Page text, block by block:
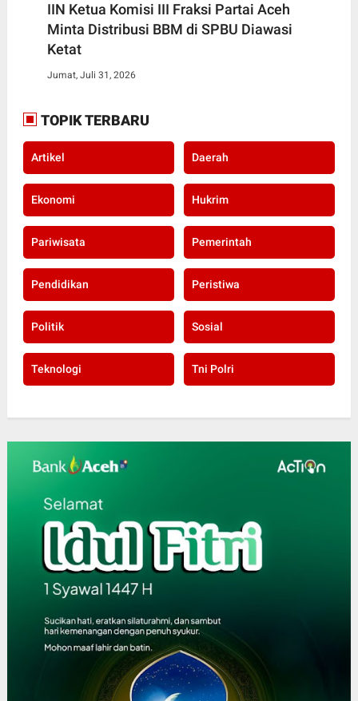
IIN Ketua Komisi III Fraksi Partai Aceh
Minta Distribusi BBM di SPBU Diawasi
Ketat
Jumat, Juli 31, 2026
TOPIK TERBARU
Artikel Daerah
Ekonomi Hukrim
Pariwisata Pemerintah
Pendidikan Peristiwa
Politik Sosial
Teknologi Tni Polri